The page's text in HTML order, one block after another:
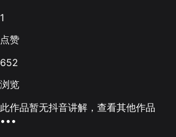
1
点赞
652
浏览
此作品暂无抖音讲解，查看其他作品
•••